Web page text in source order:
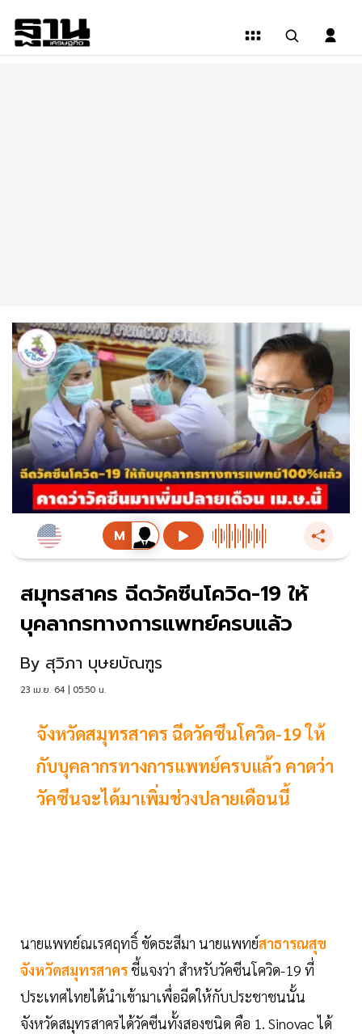
สมุทรสาคร ฉีดวัคซีนโควิด-19 ให้
บุคลากรทางการแพทย์ครบแล้ว
By สุวิภา บุษยบัณฑูร
23 เม.ย. 64 | 05:50 น.
จังหวัดสมุทรสาคร ฉีดวัคซีนโควิด-19 ให้
กับบุคลากรทางการแพทย์ครบแล้ว คาดว่า
วัคซีนจะได้มาเพิ่มช่วงปลายเดือนนี้
นายแพทย์ณเรศฤทธิ์ ขัดธะสีมา นายแพทย์สาธารณสุข
จังหวัดสมุทรสาครชี้แจงว่า สำหรับวัคซีนโควิด-19 ที่
ประเทศไทยได้นำเข้ามาเพื่อฉีดให้กับประชาชนนั้น
จังหวัดสมุทรสาครได้วัคซีนทั้งสองชนิด คือ 1. Sinovac ได้